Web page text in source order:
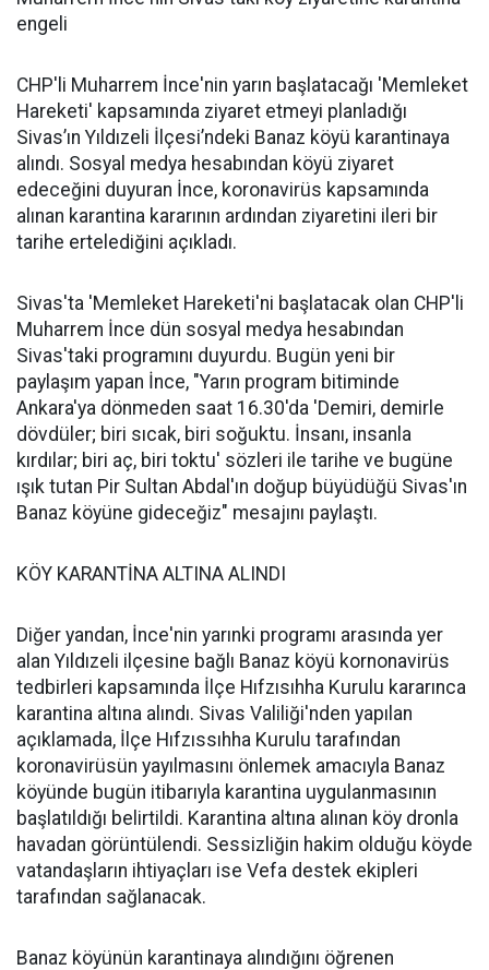
engeli
CHP'li Muharrem İnce'nin yarın başlatacağı 'Memleket
Hareketi' kapsamında ziyaret etmeyi planladığı
Sivas’ın Yıldızeli İlçesi’ndeki Banaz köyü karantinaya
alındı. Sosyal medya hesabından köyü ziyaret
edeceğini duyuran İnce, koronavirüs kapsamında
alınan karantina kararının ardından ziyaretini ileri bir
tarihe ertelediğini açıkladı.
Sivas'ta 'Memleket Hareketi'ni başlatacak olan CHP'li
Muharrem İnce dün sosyal medya hesabından
Sivas'taki programını duyurdu. Bugün yeni bir
paylaşım yapan İnce, "Yarın program bitiminde
Ankara'ya dönmeden saat 16.30'da 'Demiri, demirle
dövdüler; biri sıcak, biri soğuktu. İnsanı, insanla
kırdılar; biri aç, biri toktu' sözleri ile tarihe ve bugüne
ışık tutan Pir Sultan Abdal'ın doğup büyüdüğü Sivas'ın
Banaz köyüne gideceğiz" mesajını paylaştı.
KÖY KARANTİNA ALTINA ALINDI
Diğer yandan, İnce'nin yarınki programı arasında yer
alan Yıldızeli ilçesine bağlı Banaz köyü kornonavirüs
tedbirleri kapsamında İlçe Hıfzısıhha Kurulu kararınca
karantina altına alındı. Sivas Valiliği'nden yapılan
açıklamada, İlçe Hıfzıssıhha Kurulu tarafından
koronavirüsün yayılmasını önlemek amacıyla Banaz
köyünde bugün itibarıyla karantina uygulanmasının
başlatıldığı belirtildi. Karantina altına alınan köy dronla
havadan görüntülendi. Sessizliğin hakim olduğu köyde
vatandaşların ihtiyaçları ise Vefa destek ekipleri
tarafından sağlanacak.
Banaz köyünün karantinaya alındığını öğrenen